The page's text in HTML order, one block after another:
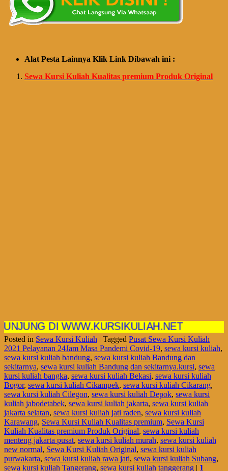
Alat Pesta Lainnya Klik Link Dibawah ini :
Sewa Kursi Kuliah Kualitas premium Produk Original
DI WWW.KURSIKULIAH.NET
Posted in Sewa Kursi Kuliah | Tagged Pusat Sewa Kursi Kuliah
2021 Pelayanan 24Jam Masa Pandemi Covid-19, sewa kursi kuliah,
sewa kursi kuliah bandung, sewa kursi kuliah Bandung dan
sekitarnya, sewa kursi kuliah Bandung dan sekitarnya.kursi, sewa
kursi kuliah bangka, sewa kursi kuliah Bekasi, sewa kursi kuliah
Bogor, sewa kursi kuliah Cikampek, sewa kursi kuliah Cikarang,
sewa kursi kuliah Cilegon, sewa kursi kuliah Depok, sewa kursi
kuliah jabodetabek, sewa kursi kuliah jakarta, sewa kursi kuliah
jakarta selatan, sewa kursi kuliah jati raden, sewa kursi kuliah
Karawang, Sewa Kursi Kuliah Kualitas premium, Sewa Kursi
Kuliah Kualitas premium Produk Original, sewa kursi kuliah
menteng jakarta pusat, sewa kursi kuliah murah, sewa kursi kuliah
new normal, Sewa Kursi Kuliah Original, sewa kursi kuliah
purwakarta, sewa kursi kuliah rawa jati, sewa kursi kuliah Subang,
sewa kursi kuliah Tangerang, sewa kursi kuliah tanggerang | 1